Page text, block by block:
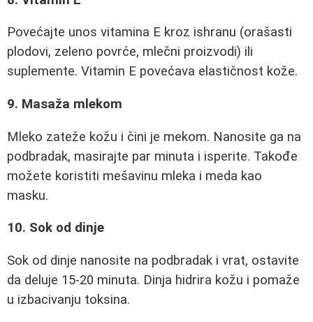
Povećajte unos vitamina E kroz ishranu (orašasti
plodovi, zeleno povrće, mlečni proizvodi) ili
suplemente. Vitamin E povećava elastičnost kože.
9. Masaža mlekom
Mleko zateže kožu i čini je mekom. Nanosite ga na
podbradak, masirajte par minuta i isperite. Takođe
možete koristiti mešavinu mleka i meda kao
masku.
10. Sok od dinje
Sok od dinje nanosite na podbradak i vrat, ostavite
da deluje 15-20 minuta. Dinja hidrira kožu i pomaže
u izbacivanju toksina.